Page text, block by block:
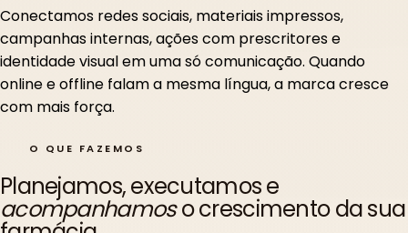
Conectamos redes sociais, materiais impressos,
campanhas internas, ações com prescritores e
identidade visual em uma só comunicação. Quando
online e offline falam a mesma língua, a marca cresce
com mais força.
O QUE FAZEMOS
Planejamos, executamos e
acompanhamoso crescimento da sua